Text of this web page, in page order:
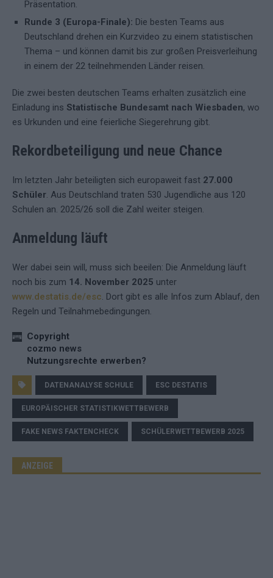
Präsentation.
Runde 3 (Europa-Finale): Die besten Teams aus
Deutschland drehen ein Kurzvideo zu einem statistischen
Thema – und können damit bis zur großen Preisverleihung
in einem der 22 teilnehmenden Länder reisen.
Die zwei besten deutschen Teams erhalten zusätzlich eine
Einladung ins Statistische Bundesamt nach Wiesbaden, wo
es Urkunden und eine feierliche Siegerehrung gibt.
Rekordbeteiligung und neue Chance
Im letzten Jahr beteiligten sich europaweit fast 27.000
Schüler. Aus Deutschland traten 530 Jugendliche aus 120
Schulen an. 2025/26 soll die Zahl weiter steigen.
Anmeldung läuft
Wer dabei sein will, muss sich beeilen: Die Anmeldung läuft
noch bis zum 14. November 2025 unter
www.destatis.de/esc. Dort gibt es alle Infos zum Ablauf, den
Regeln und Teilnahmebedingungen.
Copyright
cozmo news
Nutzungsrechte erwerben?
DATENANALYSE SCHULE ESC DESTATIS
EUROPÄISCHER STATISTIKWETTBEWERB
FAKE NEWS FAKTENCHECK SCHÜLERWETTBEWERB 2025
ANZEIGE